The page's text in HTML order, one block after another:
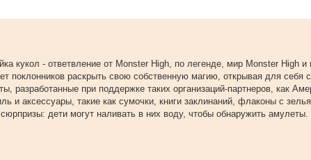
кукол - ответвление от Monster High, по легенде, мир Monster High
поклонников раскрыть свою собственную магию, открывая для себя
разработанные при поддержке таких организаций-партнеров, как
и аксессуары, такие как сумочки, книги заклинаний, флаконы с
дети могут наливать в них воду, чтобы обнаружить амулеты.